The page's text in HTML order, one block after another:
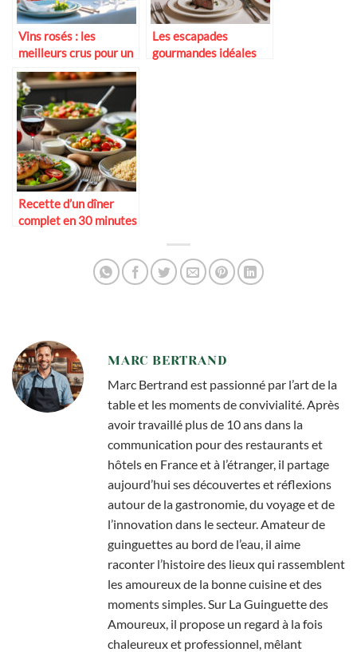
Vins rosés : les
meilleurs crus pour un
dîner d’été en terrasse
Les escapades
gourmandes idéales
Recette d’un dîner
complet en 30 minutes
MARC BERTRAND
Marc Bertrand est passionné par l’art de la
table et les moments de convivialité. Après
avoir travaillé plus de 10 ans dans la
communication pour des restaurants et
hôtels en France et à l’étranger, il partage
aujourd’hui ses découvertes et réflexions
autour de la gastronomie, du voyage et de
l’innovation dans le secteur. Amateur de
guinguettes au bord de l’eau, il aime
raconter l’histoire des lieux qui rassemblent
les amoureux de la bonne cuisine et des
moments simples. Sur La Guinguette des
Amoureux, il propose un regard à la fois
chaleureux et professionnel, mêlant